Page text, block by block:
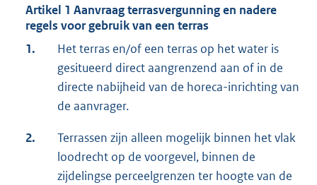
Artikel 1 Aanvraag terrasvergunning en nadere
regels voor gebruik van een terras
1.
Het terras en/of een terras op het water is
gesitueerd direct aangrenzend aan of in de
directe nabijheid van de horeca-inrichting van
de aanvrager.
2.
Terrassen zijn alleen mogelijk binnen het vlak
loodrecht op de voorgevel, binnen de
zijdelingse perceelgrenzen ter hoogte van de